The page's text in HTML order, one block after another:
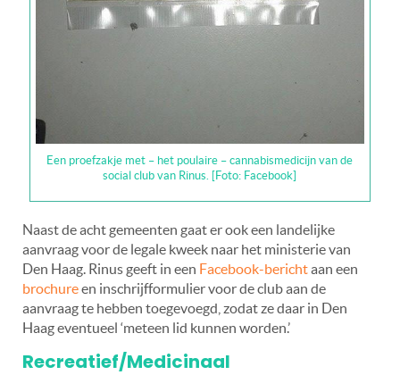
Een proefzakje met – het poulaire – cannabismedicijn van de
social club van Rinus. [Foto: Facebook]
Naast de acht gemeenten gaat er ook een landelijke
aanvraag voor de legale kweek naar het ministerie van
Den Haag. Rinus geeft in een Facebook-berichtaan een
brochureen inschrijfformulier voor de club aan de
aanvraag te hebben toegevoegd, zodat ze daar in Den
Haag eventueel ‘meteen lid kunnen worden.’
Recreatief/Medicinaal